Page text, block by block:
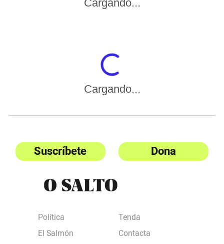
Cargando...
Cargando...
Suscríbete Dona
Política
El Salmón
Tenda
Contacta